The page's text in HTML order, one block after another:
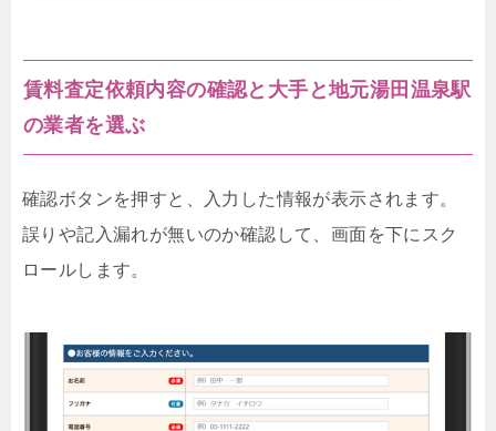
賃料査定依頼内容の確認と大手と地元湯田温泉駅
の業者を選ぶ
確認ボタンを押すと、入力した情報が表示されます。
誤りや記入漏れが無いのか確認して、画面を下にスク
ロールします。